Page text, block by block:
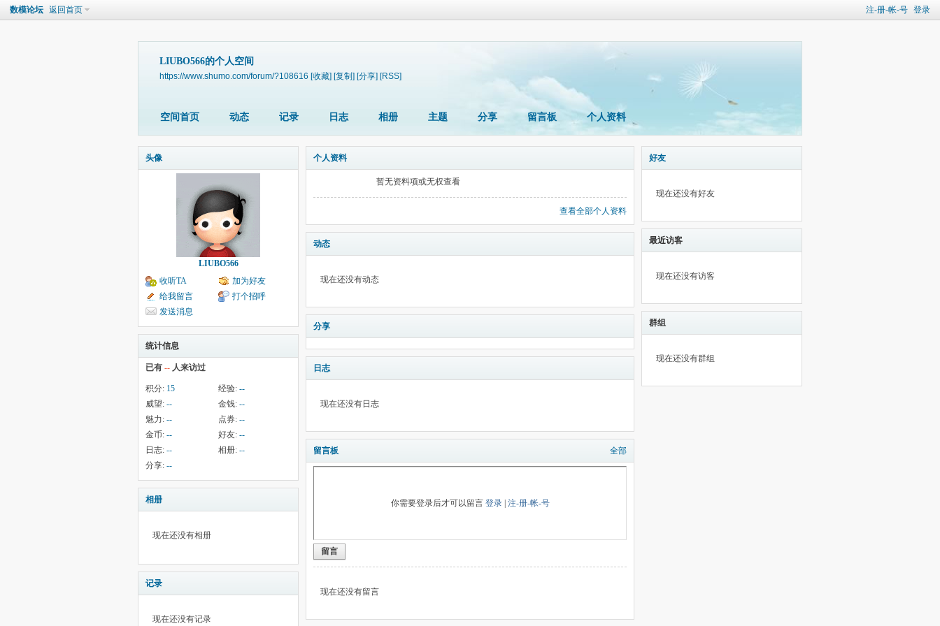
注-册-帐-号 登录
数模论坛 返回首页
LIUBO566的个人空间
https://www.shumo.com/forum/?108616 [收藏] [复制] [分享] [RSS]
空间首页 动态 记录 日志 相册 主题 分享 留言板 个人资料
头像
LIUBO566
收听TA
加为好友
给我留言
打个招呼
发送消息
统计信息
已有 -- 人来访过
积分: 15 经验: --
威望: -- 金钱: --
魅力: -- 点券: --
金币: -- 好友: --
日志: -- 相册: --
分享: --
相册
现在还没有相册
记录
现在还没有记录
个人资料
暂无资料项或无权查看
查看全部个人资料
动态
现在还没有动态
分享
日志
现在还没有日志
留言板 全部
你需要登录后才可以留言 登录| 注-册-帐-号
留言
现在还没有留言
好友
现在还没有好友
最近访客
现在还没有访客
群组
现在还没有群组